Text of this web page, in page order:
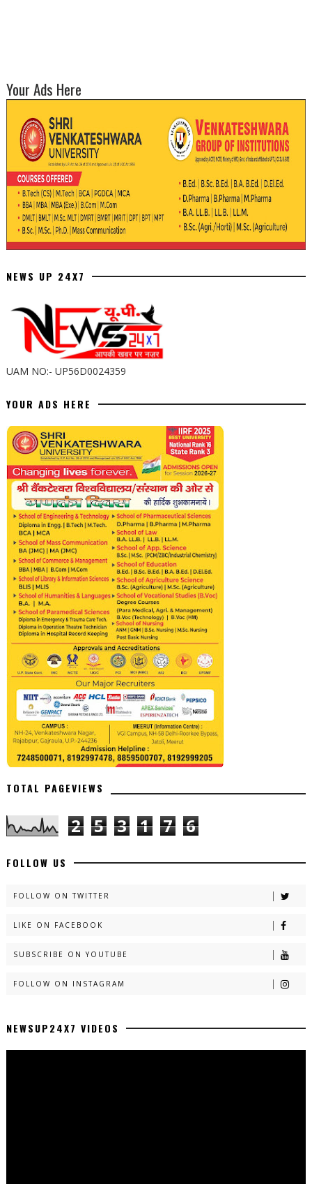
Your Ads Here
NEWS UP 24X7
UAM NO:- UP56D0024359
YOUR ADS HERE
TOTAL PAGEVIEWS
2 5 3 1 7 6
FOLLOW US
FOLLOW ON TWITTER
LIKE ON FACEBOOK
SUBSCRIBE ON YOUTUBE
FOLLOW ON INSTAGRAM
NEWSUP24X7 VIDEOS